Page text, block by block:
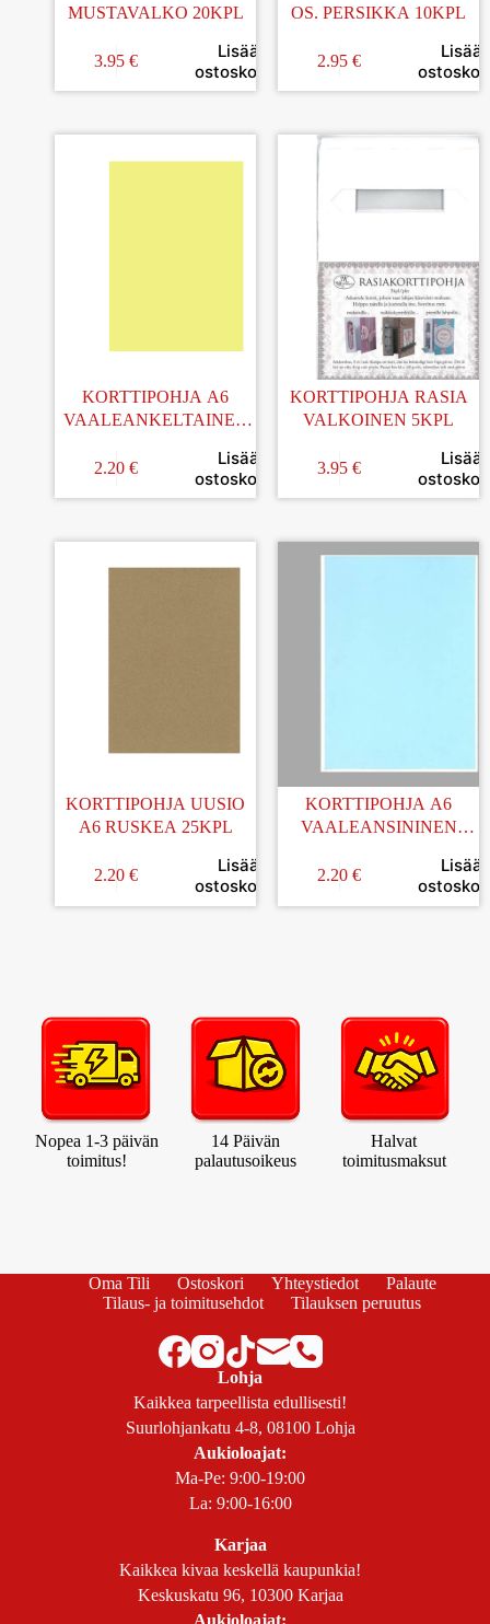
MUSTAVALKO 20KPL
3.95 €
Lisää
ostoskoriin
OS. PERSIKKA 10KPL
2.95 €
Lisää
KORTTIPOHJA A6
VAALEANKELTAINEN
2.20 €
Lisää
ostoskoriin
KORTTIPOHJA RASIA
VALKOINEN 5KPL
3.95 €
Lisää
KORTTIPOHJA UUSIO
A6 RUSKEA 25KPL
2.20 €
Lisää
ostoskoriin
KORTTIPOHJA A6
VAALEANSININEN
2.20 €
Lisää
Nopea 1-3 päivän
toimitus!
14 Päivän
palautusoikeus
Halvat
toimitusmaksut
Oma Tili Ostoskori Yhteystiedot
Palaute
Tilaus- ja toimitusehdot
Tilauksen peruutus
Lohja
Kaikkea tarpeellista edullisesti!
Suurlohjankatu 4-8, 08100 Lohja
Aukioloajat:
Ma-Pe: 9:00-19:00
La: 9:00-16:00
Karjaa
Kaikkea kivaa keskellä kaupunkia!
Keskuskatu 96, 10300 Karjaa